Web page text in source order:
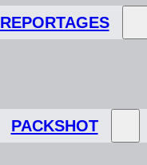
REPORTAGES
PACKSHOT